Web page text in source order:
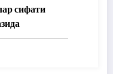
сифати